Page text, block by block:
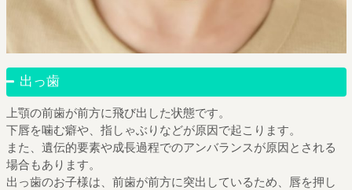
出っ歯
上顎の前歯が前方に飛び出した状態です。
下唇を噛む癖や、指しゃぶりなどが原因で起こります。
また、遺伝的要素や成長過程でのアンバランスが原因とされる
場合もあります。
出っ歯のお子様は、前歯が前方に突出しているため、唇を押し